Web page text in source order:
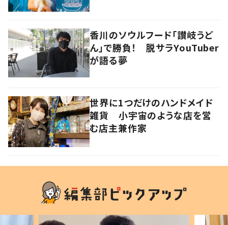
香川のソウルフード「讃岐うど
ん」で勝負！ 脱サラYouTuber
が語る夢
世界に1つだけのハンドメイド
雑貨 小宇宙のような店を営
む店主兼作家